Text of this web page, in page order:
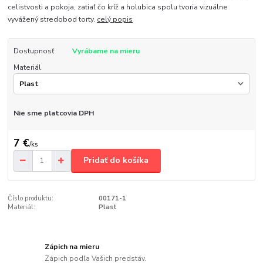
celistvosti a pokoja, zatiaľ čo kríž a holubica spolu tvoria vizuálne
vyvážený stredobod torty. celý popis
Dostupnosť
Vyrábame na mieru
Materiál
Nie sme platcovia DPH
7 €/ks
Pridať do košíka
Číslo produktu:
00171-1
Materiál:
Plast
Zápich na mieru
Zápich podľa Vašich predstáv.